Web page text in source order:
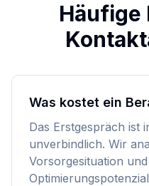
Häufige
Was kostet ein
Das Erstgespräch ist
unverbindlich. Wir
Vorsorgesituation